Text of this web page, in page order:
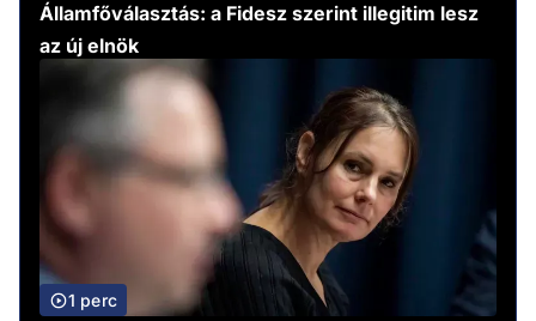
Államfőválasztás: a Fidesz szerint illegitim lesz
az új elnök
1 perc